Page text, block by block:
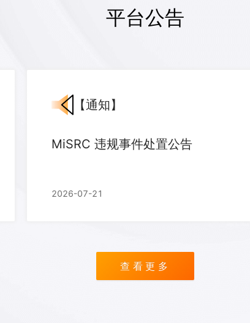
平台公告
【通知】
MiSRC 违规事件处置公告
2026-07-21
查看更多